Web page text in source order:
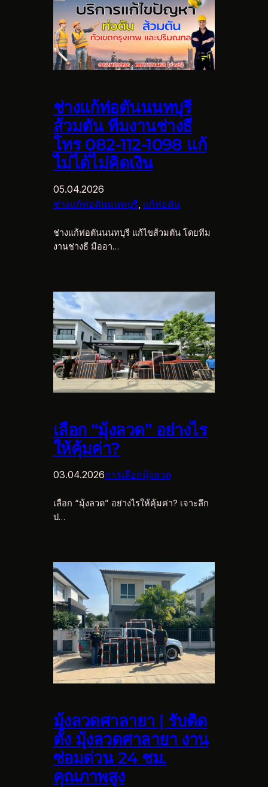
ช่างแก้ท่อตันนนทบุรี
ส้วมตัน ทีมงานช่างธี
โทร 082-112-1098 แก้
ไม่ได้ไม่คิดเงิน
05.04.2026
ช่างแก้ท่อตันนนทบุรี, แก้ท่อตัน
ช่างแก้ท่อตันนนทบุรี แก้ไขส้วมตัน โดยทีม
งานช่างธี มืออา…
เลือก “มุ้งลวด” อย่างไร
ให้คุ้มค่า?
03.04.2026การเลือกมุ้งลวด
เลือก “มุ้งลวด” อย่างไรให้คุ้มค่า? เจาะลึก
ป…
มุ้งลวดศาลายา | รับติด
ตั้ง มุ้งลวดศาลายา งาน
ซ่อมด่วน 24 ชม.
คุณภาพสูง